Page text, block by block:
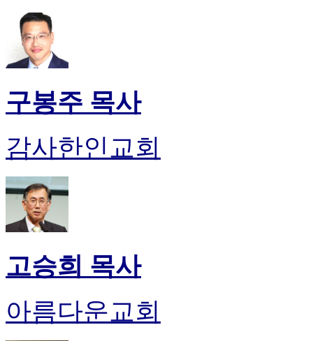
구봉주 목사
감사한인교회
고승희 목사
아름다운교회